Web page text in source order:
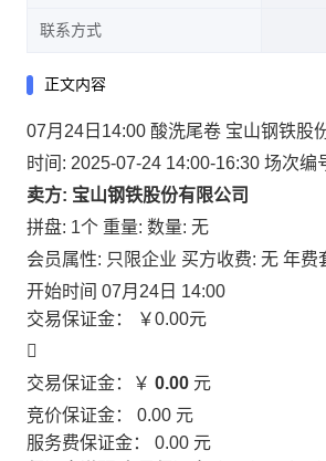
联系方式
正文内容
07月24日14:00 酸洗尾卷 宝山钢铁股
时间: 2025-07-24 14:00-16:30 场次编
卖方: 宝山钢铁股份有限公司
拼盘: 1个 重量: 数量: 无
会员属性: 只限企业 买方收费: 无 年费
开始时间 07月24日 14:00
交易保证金：
￥0.00元

交易保证金：￥ 0.00 元
竞价保证金： 0.00 元
服务费保证金： 0.00 元